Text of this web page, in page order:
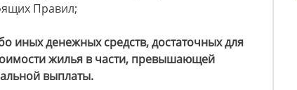
Правил;
иных денежных средств, достаточных для
жилья в части, превышающей
выплаты.